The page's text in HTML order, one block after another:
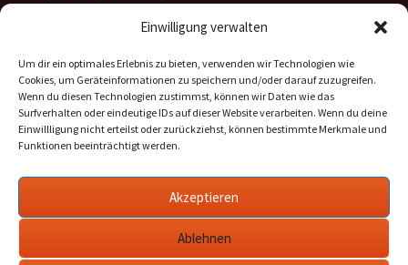
Einwilligung verwalten
Um dir ein optimales Erlebnis zu bieten, verwenden wir Technologien wie
Cookies, um Geräteinformationen zu speichern und/oder darauf zuzugreifen.
Wenn du diesen Technologien zustimmst, können wir Daten wie das
Surfverhalten oder eindeutige IDs auf dieser Website verarbeiten. Wenn du deine
Einwillligung nicht erteilst oder zurückziehst, können bestimmte Merkmale und
Funktionen beeinträchtigt werden.
Akzeptieren
Ablehnen
Datenschutz
Suchen
nach: